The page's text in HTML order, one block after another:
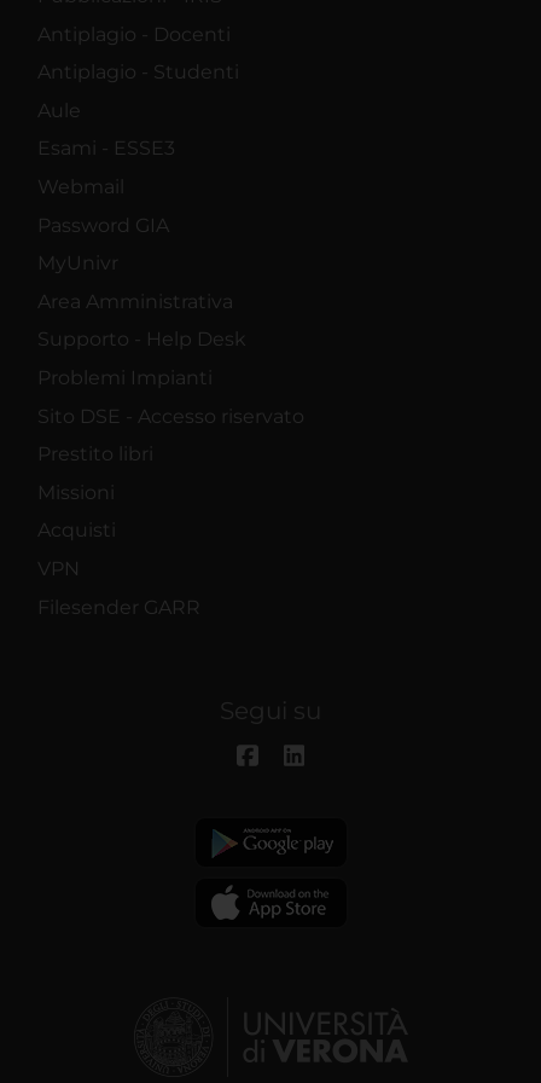
Antiplagio - Docenti
Antiplagio - Studenti
Aule
Esami - ESSE3
Webmail
Password GIA
MyUnivr
Area Amministrativa
Supporto - Help Desk
Problemi Impianti
Sito DSE - Accesso riservato
Prestito libri
Missioni
Acquisti
VPN
Filesender GARR
Segui su